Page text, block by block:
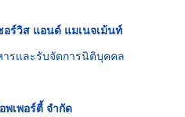
ร์วิส แอนด์ แมเนจเม้นท์
ารและรับจัดการนิติบุคคล
เพอร์ตี้ จำกัด